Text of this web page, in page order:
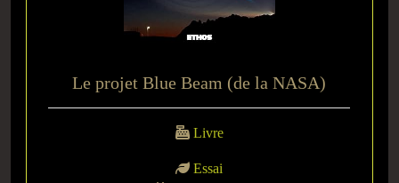
Le projet Blue Beam (de la NASA)
Livre
Essai